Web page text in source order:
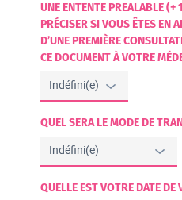
UNE ENTENTE PREALABLE
PRÉCISER SI VOUS ÊTES EN
D’UNE PREMIÈRE
CE DOCUMENT À VOTRE
QUEL SERA LE MODE DE
QUELLE EST VOTRE DATE